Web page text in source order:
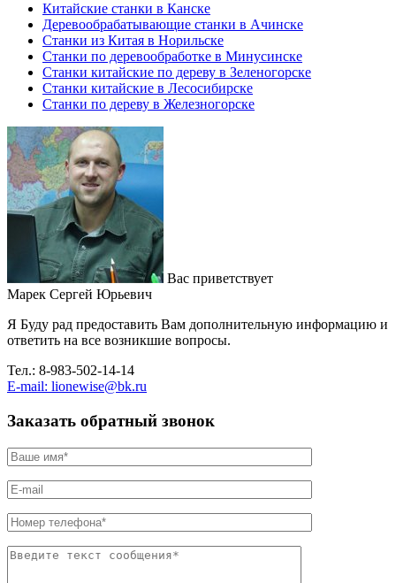
Китайские станки в Канске
Деревообрабатывающие станки в Ачинске
Станки из Китая в Норильске
Станки по деревообработке в Минусинске
Станки китайские по дереву в Зеленогорске
Станки китайские в Лесосибирске
Станки по дереву в Железногорске
Вас приветствует
Марек Сергей Юрьевич
Я Буду рад предоставить Вам дополнительную информацию и
ответить на все возникшие вопросы.
Тел.: 8-983-502-14-14
E-mail: lionewise@bk.ru
Заказать обратный звонок